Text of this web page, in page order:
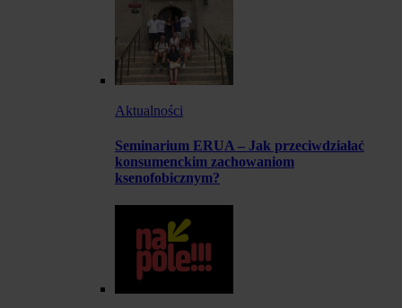
Aktualności
Seminarium ERUA – Jak przeciwdziałać
konsumenckim zachowaniom
ksenofobicznym?